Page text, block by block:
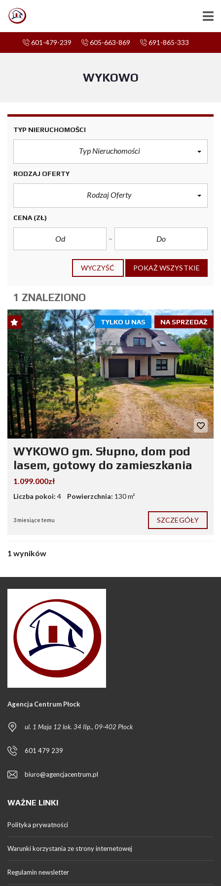
601-479-239 605-663-869 691-865-333
WYKOWO
TYP NIERUCHOMOŚCI
Typ Nieruchomości
RODZAJ OFERTY
Rodzaj Oferty
CENA (ZŁ)
WYCZYŚĆ POKAŻ WSZYSTKIE
1 ZNALEZIONO
NA SPRZEDAŻ
TYLKO U NAS
WYKOWO gm. Słupno, dom pod
lasem, gotowy do zamieszkania
1.099.000zł
Liczba pokoi: 4 Powierzchnia: 130 m²
3 miesiące temu SZCZEGÓŁY
1 wyników
Agencja Centrum Płock
ul. 1 Maja 12 lok. 34 IIp., 09-402 Płock
601 479 239
biuro@agencjacentrum.pl
WAŻNE LINKI
Polityka prywatności
Warunki korzystania ze strony internetowej
Regulamin newsletter